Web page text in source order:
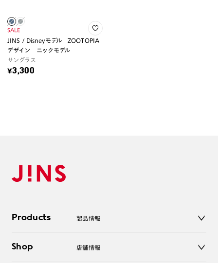
SALE
JINS / Disneyモデル ZOOTOPIA
デザイン ニックモデル
サングラス
¥3,300
Products 製品情報
サングラス
Shop 店舗情報